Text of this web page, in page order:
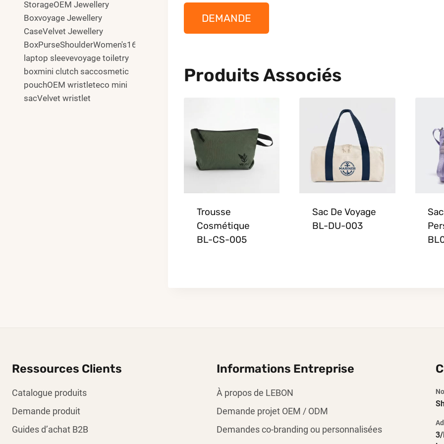
DEMANDE
Produits Associés
Trousse
Cosmétique
BL-CS-005
Sac De Voyage
BL-DU-003
Sac
StorageOEM Jewellery
Boxvoyage Jewellery
CaseVelvet Jewellery
BoxPurseShoulderWomen's16"
laptop sleevevoyage toiletry
boxmini clutch saccosmetic
pouchOEM wristleteco mini
sacVelvet wristlet
Ressources Clients
Catalogue produits
Demande produit
Guides d’achat B2B
Informations Entreprise
À propos de LEBON
Demande projet OEM / ODM
Demandes co-branding ou personnalisées
3/